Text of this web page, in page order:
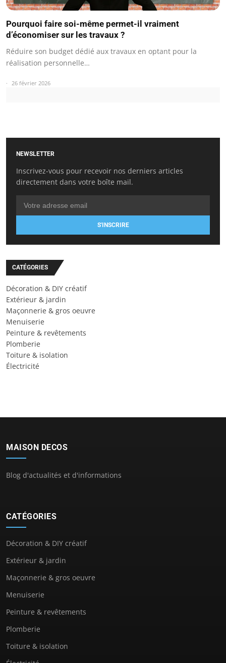
Pourquoi faire soi-même permet-il vraiment
d’économiser sur les travaux ?
Réduire son budget dédié aux travaux en optant pour la
réalisation personnelle…
26 février 2026
NEWSLETTER
Inscrivez-vous pour recevoir nos derniers articles
directement dans votre boîte mail.
S'INSCRIRE
CATÉGORIES
Décoration & DIY créatif
Extérieur & jardin
Maçonnerie & gros oeuvre
Menuiserie
Peinture & revêtements
Plomberie
Toiture & isolation
Électricité
MAISON DECOS
Blog d'actualités et d'informations
CATÉGORIES
Décoration & DIY créatif
Extérieur & jardin
Maçonnerie & gros oeuvre
Menuiserie
Peinture & revêtements
Plomberie
Toiture & isolation